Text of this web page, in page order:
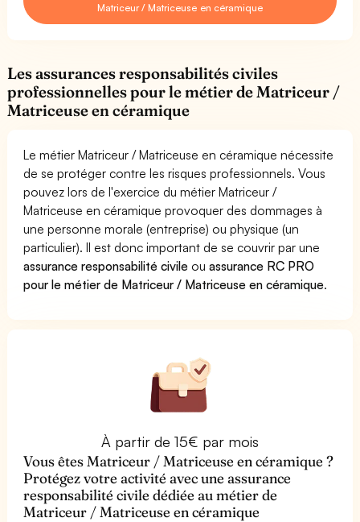
Matriceur / Matriceuse en céramique
Les assurances responsabilités civiles
professionnelles pour le métier de Matriceur /
Matriceuse en céramique
Le métier Matriceur / Matriceuse en céramique nécessite
de se protéger contre les risques professionnels. Vous
pouvez lors de l'exercice du métier Matriceur /
Matriceuse en céramique provoquer des dommages à
une personne morale (entreprise) ou physique (un
particulier). Il est donc important de se couvrir par une
assurance responsabilité civile ouassurance RC PRO
pour le métier de Matriceur / Matriceuse en céramique.
À partir de 15€ par mois
Vous êtes Matriceur / Matriceuse en céramique ?
Protégez votre activité avec une assurance
responsabilité civile dédiée au métier de
Matriceur / Matriceuse en céramique